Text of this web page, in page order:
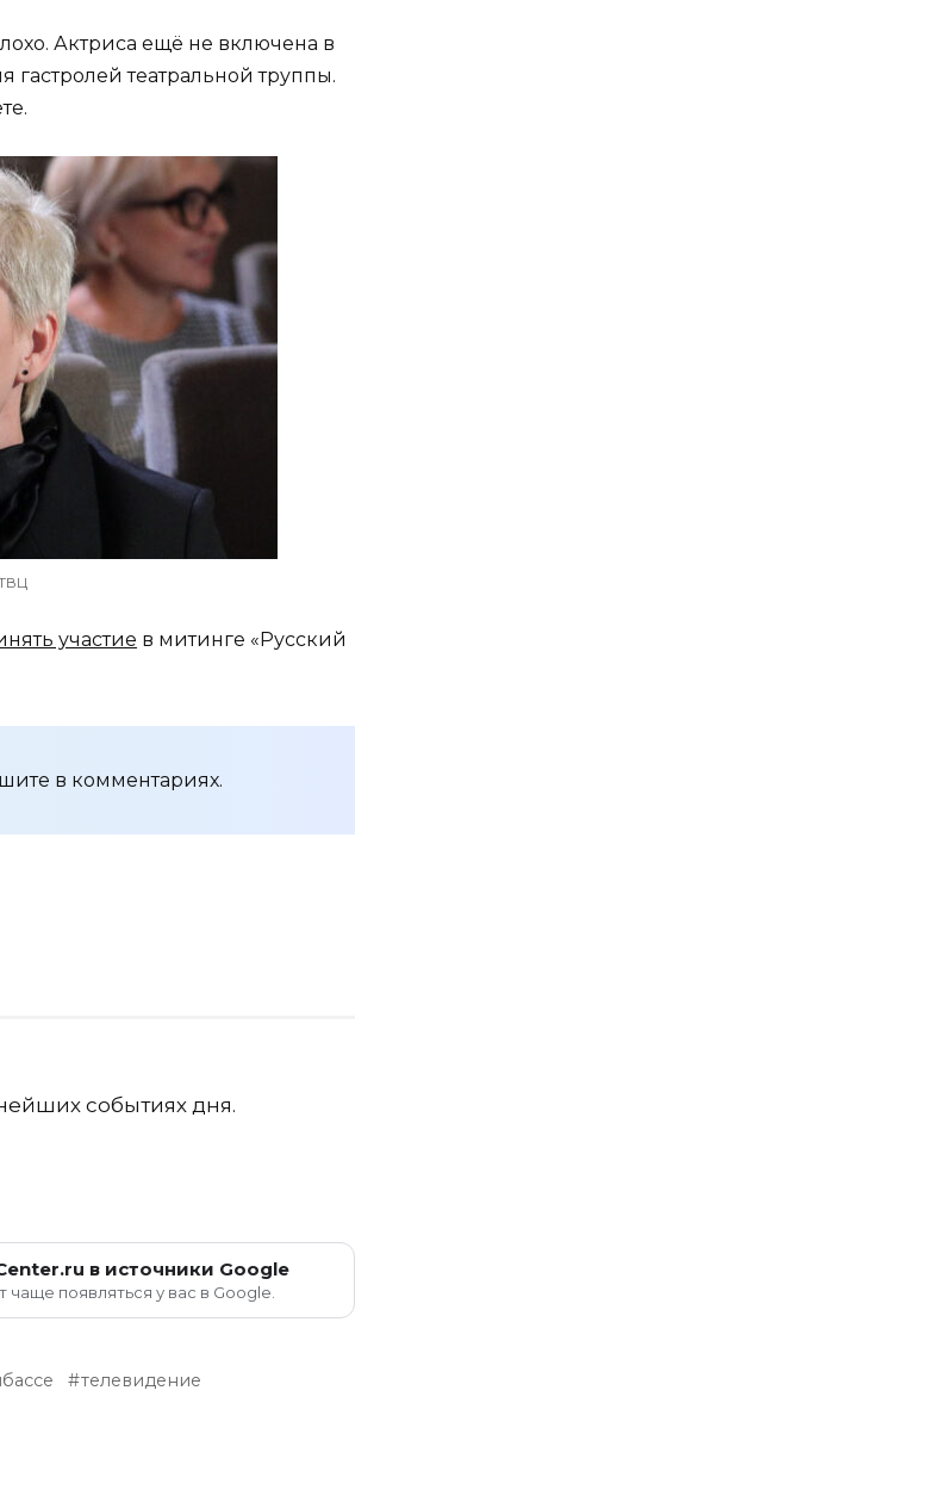
Актриса ещё не включена в
гастролей театральной труппы.
участие в митинге «Русский
в комментариях.
событиях дня.
в источники Google
чаще появляться у вас в Google.
телевидение